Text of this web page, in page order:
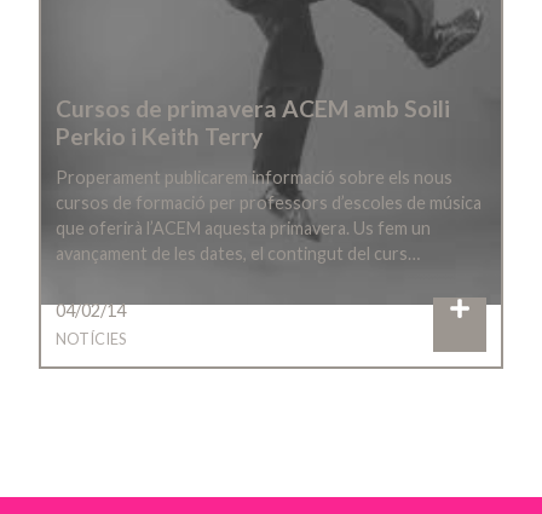
Cursos de primavera ACEM amb Soili
Perkio i Keith Terry
Properament publicarem informació sobre els nous
cursos de formació per professors d’escoles de música
que oferirà l’ACEM aquesta primavera. Us fem un
avançament de les dates, el contingut del curs…
04/02/14
NOTÍCIES